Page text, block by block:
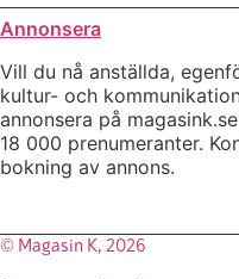
Annonsera
Vill du nå anställda,
kultur- och
annonsera på
18 000 prenumeranter.
bokning av annons.
© Magasin K, 2026